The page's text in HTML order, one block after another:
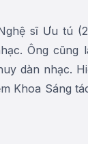
sĩ Ưu tú
Ông cũng
dàn nhạc.
Khoa Sáng